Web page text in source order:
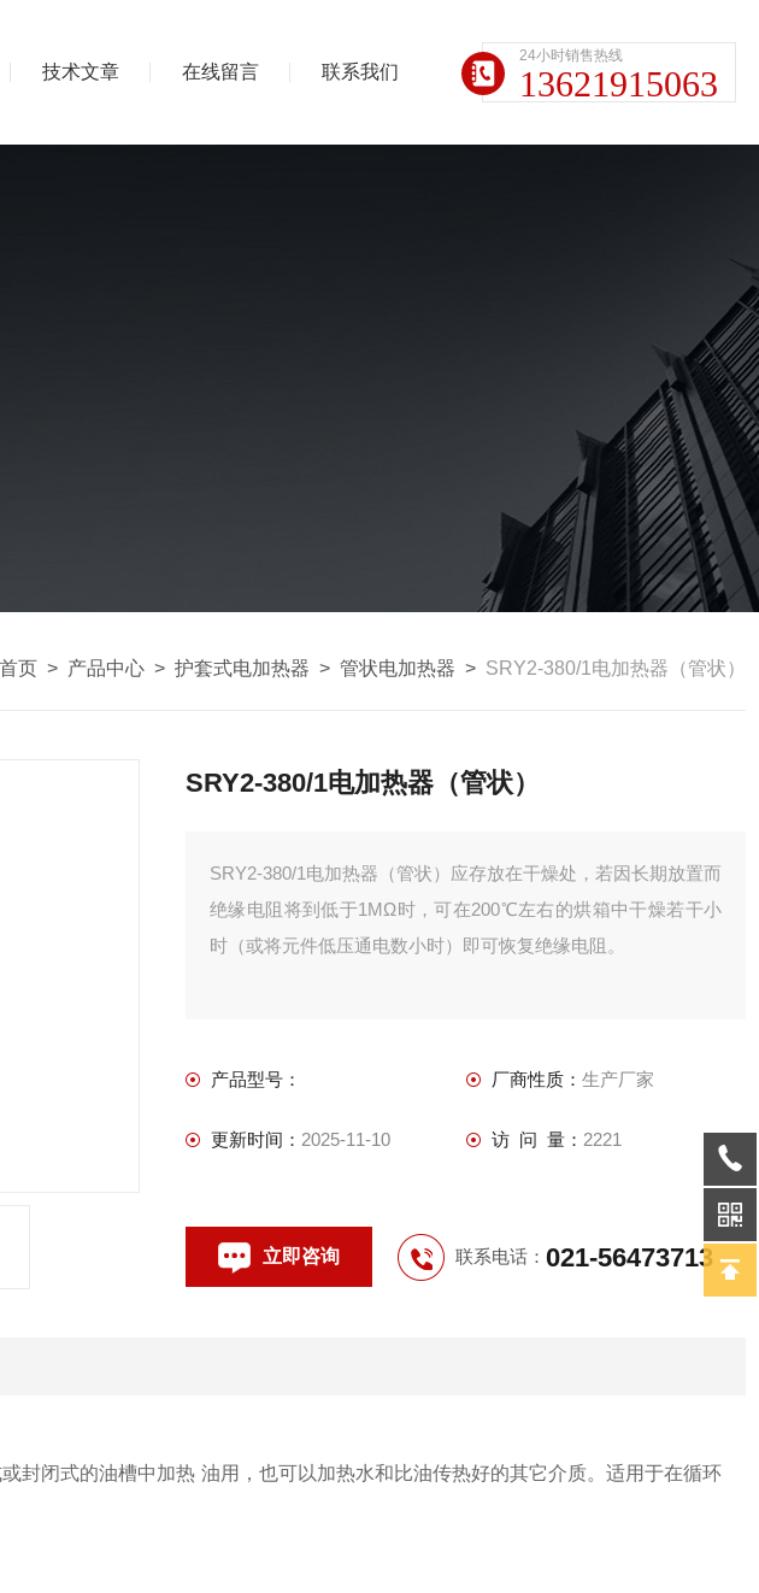
技术文章 在线留言 联系我们
24小时销售热线
13621915063
首页 > 产品中心 > 护套式电加热器 > 管状电加热器 > SRY2-380/1电加热器（管状）
SRY2-380/1电加热器（管状）
SRY2-380/1电加热器（管状）应存放在干燥处，若因长期放置而
绝缘电阻将到低于1MΩ时，可在200℃左右的烘箱中干燥若干小
时（或将元件低压通电数小时）即可恢复绝缘电阻。
产品型号： 厂商性质： 生产厂家
更新时间： 2025-11-10 访 问 量： 2221
立即咨询 联系电话： 021-56473713
封闭式的油槽中加热 油用，也可以加热水和比油传热好的其它介质。适用于在循环